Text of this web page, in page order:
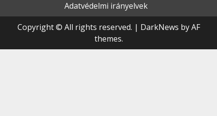
Adatvédelmi irányelvek
Copyright © All rights reserved. | DarkNews by AF
themes.